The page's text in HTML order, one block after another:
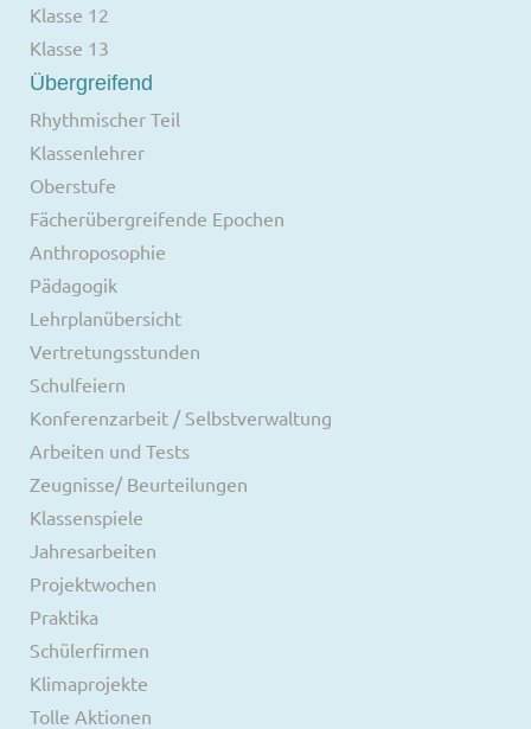
Klasse 12
Klasse 13
Übergreifend
Rhythmischer Teil
Klassenlehrer
Oberstufe
Fächerübergreifende Epochen
Anthroposophie
Pädagogik
Lehrplanübersicht
Vertretungsstunden
Schulfeiern
Konferenzarbeit / Selbstverwaltung
Arbeiten und Tests
Zeugnisse/ Beurteilungen
Klassenspiele
Jahresarbeiten
Projektwochen
Praktika
Schülerfirmen
Klimaprojekte
Tolle Aktionen